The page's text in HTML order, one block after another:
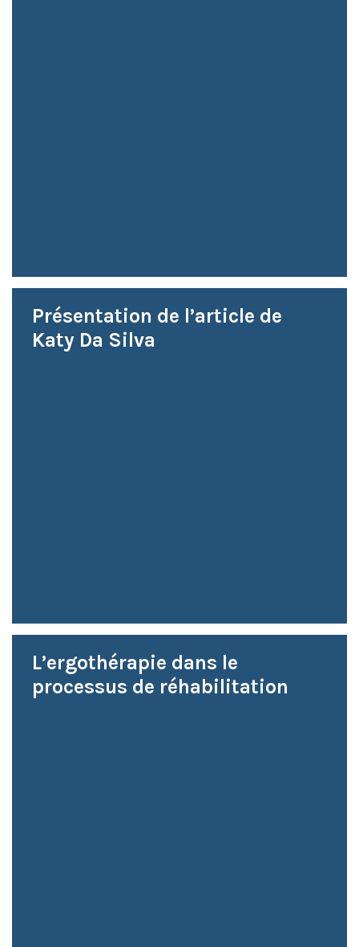
Présentation de l’article de
Katy Da Silva
L’ergothérapie dans le
processus de réhabilitation